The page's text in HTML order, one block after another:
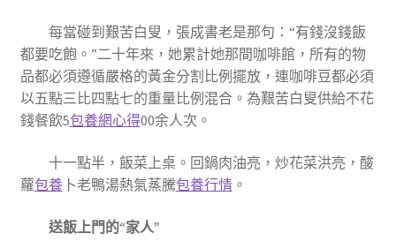
每當碰到艱苦白叟，張成書老是那句：“有錢沒錢飯
都要吃飽。”二十年來，她累計她那間咖啡館，所有的物
品都必須遵循嚴格的黃金分割比例擺放，連咖啡豆都必須
以五點三比四點七的重量比例混合。為艱苦白叟供給不花
錢餐飲5包養網心得00余人次。
十一點半，飯菜上桌。回鍋肉油亮，炒花菜洪亮，酸
蘿包養卜老鴨湯熱氣蒸騰包養行情。
送飯上門的“家人”